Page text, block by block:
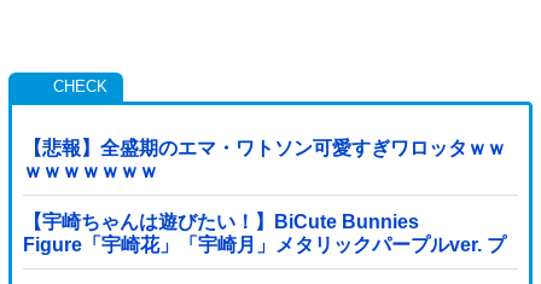
【悲報】全盛期のエマ・ワトソン可愛すぎワロッタｗｗ
ｗｗｗｗｗｗｗ
【宇崎ちゃんは遊びたい！】BiCute Bunnies
Figure「宇崎花」「宇崎月」メタリックパープルver. プ
ライズフィギュア【ラウンドワン限定で展開決定】